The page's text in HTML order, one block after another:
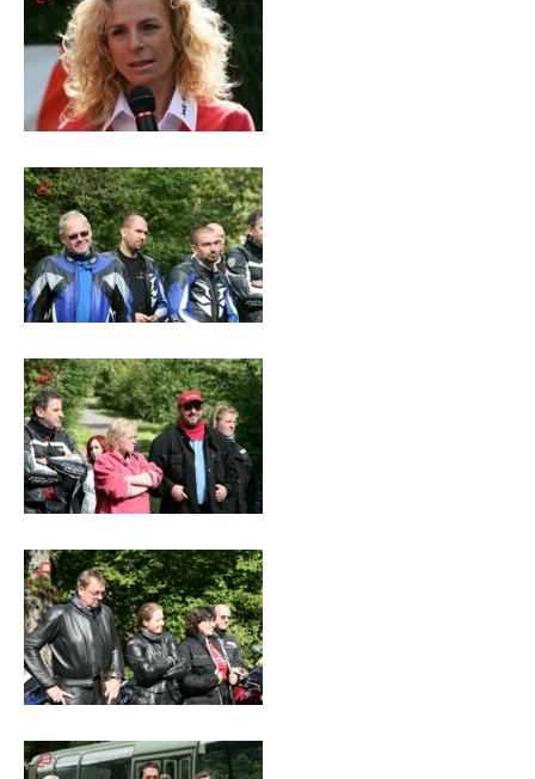
2008
Galerie
2007
Galerie
Galerie
2005
Galerie
2004
Videos
Auszeichnung